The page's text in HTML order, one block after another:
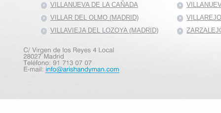
VILLANUEVA DE LA CAÑADA
VILLAR DEL OLMO (MADRID)
VILLAVIEJA DEL LOZOYA (MADRID)